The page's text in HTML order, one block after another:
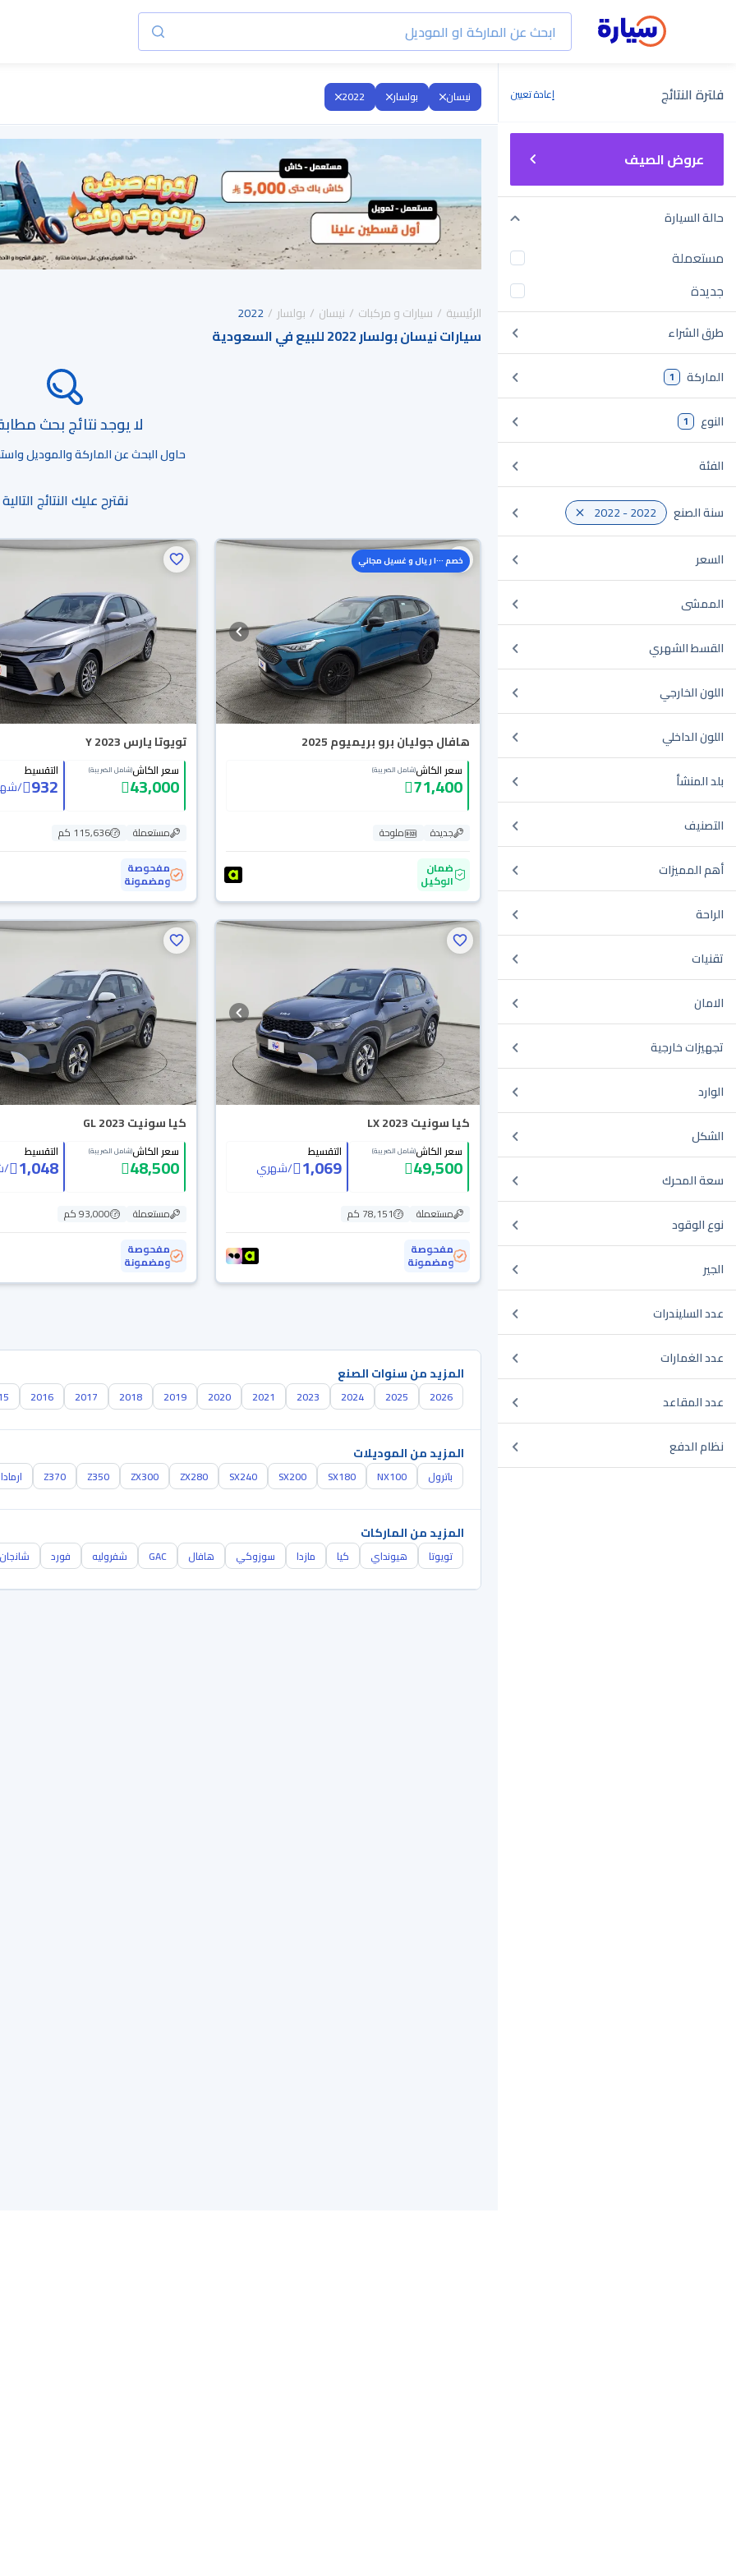
فلترة النتائج إعادة تعيين
عروض الصيف
حالة السيارة
مستعملة
جديدة
طرق الشراء
الماركة 1
النوع 1
الفئة
سنة الصنع 2022 - 2022
السعر
الممشى
القسط الشهري
اللون الخارجي
اللون الداخلي
بلد المنشأ
التصنيف
أهم المميزات
الراحة
تقنيات
الامان
تجهيزات خارجية
الوارد
الشكل
سعة المحرك
نوع الوقود
الجير
عدد السليندرات
عدد الغمارات
عدد المقاعد
نظام الدفع
نيسان بولسار 2022
الرئيسية سيارات و مركبات نيسان بولسار 2022
سيارات نيسان بولسار 2022 للبيع في السعودية
لا يوجد نتائج بحث
حاول البحث عن الماركة والموديل
نقترح عليك النتائج التالية
خصم ١٠٠٠ ريال و غسيل مجاني
هافال جوليان برو بريميوم 2025
سعر الكاش(شامل الضريبة)
71,400
جديدة
ملوحة
ضمان
الوكيل
تويوتا يارس Y 2023
سعر الكاش(شامل الضريبة)
43,000
التقسيط
932
/
مستعملة
115,636 كم
مفحوصة
ومضمونة
كيا سونيت LX 2023
سعر الكاش(شامل الضريبة)
49,500
التقسيط
1,069
/شهري
مستعملة
78,151 كم
مفحوصة
ومضمونة
كيا سونيت GL 2023
سعر الكاش(شامل الضريبة)
48,500
التقسيط
1,048
/
مستعملة
93,000 كم
مفحوصة
ومضمونة
المزيد من سنوات الصنع
2026
2025
2024
2023
2021
2020
2019
2018
2017
2016
المزيد من الموديلات
باترول NX100
SX180
SX200
SX240
ZX280
ZX300
Z350
Z370 ارمادا
المزيد من الماركات
تويوتا هيونداي كيا مازدا سوزوكي هافال GAC شفروليه فورد شانجان